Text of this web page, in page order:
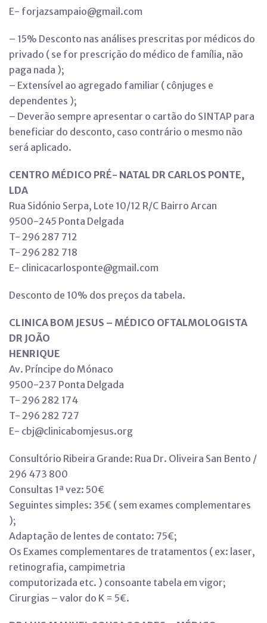
E- forjazsampaio@gmail.com
– 15% Desconto nas análises prescritas por médicos do
privado ( se for prescrição do médico de família, não
paga nada );
– Extensível ao agregado familiar ( cônjuges e
dependentes );
– Deverão sempre apresentar o cartão do SINTAP para
beneficiar do desconto, caso contrário o mesmo não
será aplicado.
CENTRO MÉDICO PRÉ- NATAL DR CARLOS PONTE,
LDA
Rua Sidónio Serpa, Lote 10/12 R/C Bairro Arcan
9500-245 Ponta Delgada
T- 296 287 712
T- 296 282 718
E- clinicacarlosponte@gmail.com
Desconto de 10% dos preços da tabela.
CLINICA BOM JESUS – MÉDICO OFTALMOLOGISTA
DR JOÃO
HENRIQUE
Av. Príncipe do Mónaco
9500-237 Ponta Delgada
T- 296 282 174
T- 296 282 727
E- cbj@clinicabomjesus.org
Consultório Ribeira Grande: Rua Dr. Oliveira San Bento /
296 473 800
Consultas 1ª vez: 50€
Seguintes simples: 35€ ( sem exames complementares
);
Adaptação de lentes de contato: 75€;
Os Exames complementares de tratamentos ( ex: laser,
retinografia, campimetria
computorizada etc. ) consoante tabela em vigor;
Cirurgias – valor do K = 5€.